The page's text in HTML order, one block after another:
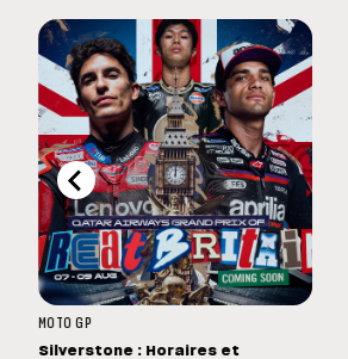
MOTO GP
Silverstone : Horaires et